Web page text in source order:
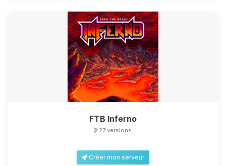
FTB Inferno
27 versions
Créer mon serveur